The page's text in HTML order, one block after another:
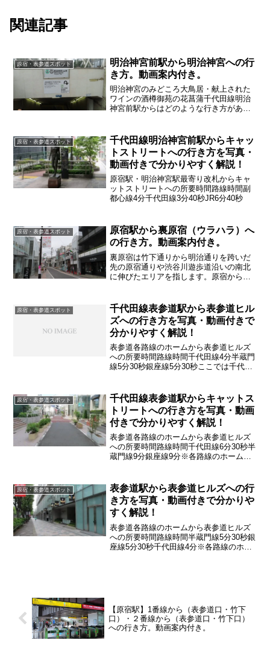
関連記事
原宿・表参道スポット
明治神宮前駅から明治神宮への行
き方。動画案内付き。
明治神宮のみどころ大鳥居・献上された
ワインの酒樽御苑の花菖蒲千代田線明治
神宮前駅からはどのような行き方がある
原宿・表参道スポット
千代田線明治神宮前駅からキャッ
トストリートへの行き方を写真・
動画付きで分かりやすく解説！
原宿駅・明治神宮駅最寄り改札からキャ
ットストリートへの所要時間路線時間副
都心線4分千代田線3分40秒JR6分40秒
原宿・表参道スポット
原宿駅から裏原宿（ウラハラ）へ
の行き方。動画案内付き。
裏原宿は竹下通りから明治通りを跨いだ
先の原宿通りや渋谷川遊歩道沿いの南北
に伸びたエリアを指します。原宿から裏
口◆表参道方面改札◆山下口改札この二
つの改札口への行き方は下...
原宿・表参道スポット
千代田線表参道駅から表参道ヒル
ズへの行き方を写真・動画付きで
分かりやすく解説！
表参道各路線のホームから表参道ヒルズ
への所要時間路線時間千代田線4分半蔵門
線5分30秒銀座線5分30秒ここでは千代田
原宿・表参道スポット
千代田線表参道駅からキャットス
トリートへの行き方を写真・動画
付きで分かりやすく解説！
表参道各路線のホームから表参道ヒルズ
への所要時間路線時間千代田線6分30秒半
蔵門線9分銀座線9分※各路線のホームか
門線からはこちら
原宿・表参道スポット
表参道駅から表参道ヒルズへの行
き方を写真・動画付きで分かりや
すく解説！
表参道各路線のホームから表参道ヒルズ
への所要時間路線時間半蔵門線5分30秒銀
座線5分30秒千代田線4分※各路線のホー
【原宿駅】1番線から（表参道口・竹下
口）・２番線から（表参道口・竹下口）
への行き方。動画案内付き。